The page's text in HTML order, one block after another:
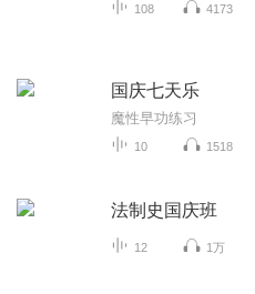
108 4173
国庆七天乐
魔性早功练习
10 1518
法制史国庆班
12 1万